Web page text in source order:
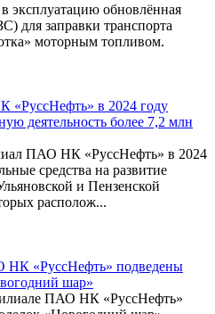
эксплуатацию обновлённая
для заправки транспорта
моторным топливом.
в 2024 году
деятельность более 7,2 млн
ПАО НК «РуссНефть» в 2024
средства на развитие
и Пензенской
располож...
НК «РуссНефть» подведены
шар»
ПАО НК «РуссНефть»